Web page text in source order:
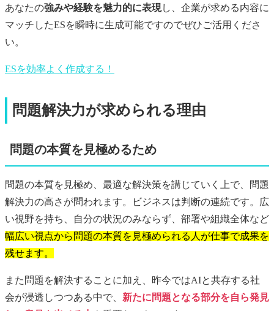
あなたの強みや経験を魅力的に表現し、企業が求める内容に
マッチしたESを瞬時に生成可能ですのでぜひご活用くださ
い。
ESを効率よく作成する！
問題解決力が求められる理由
問題の本質を見極めるため
問題の本質を見極め、最適な解決策を講じていく上で、問題
解決力の高さが問われます。ビジネスは判断の連続です。広
い視野を持ち、自分の状況のみならず、部署や組織全体など
幅広い視点から問題の本質を見極められる人が仕事で成果を
残せます。
また問題を解決することに加え、昨今ではAIと共存する社
会が浸透しつつある中で、 新たに問題となる部分を自ら発見